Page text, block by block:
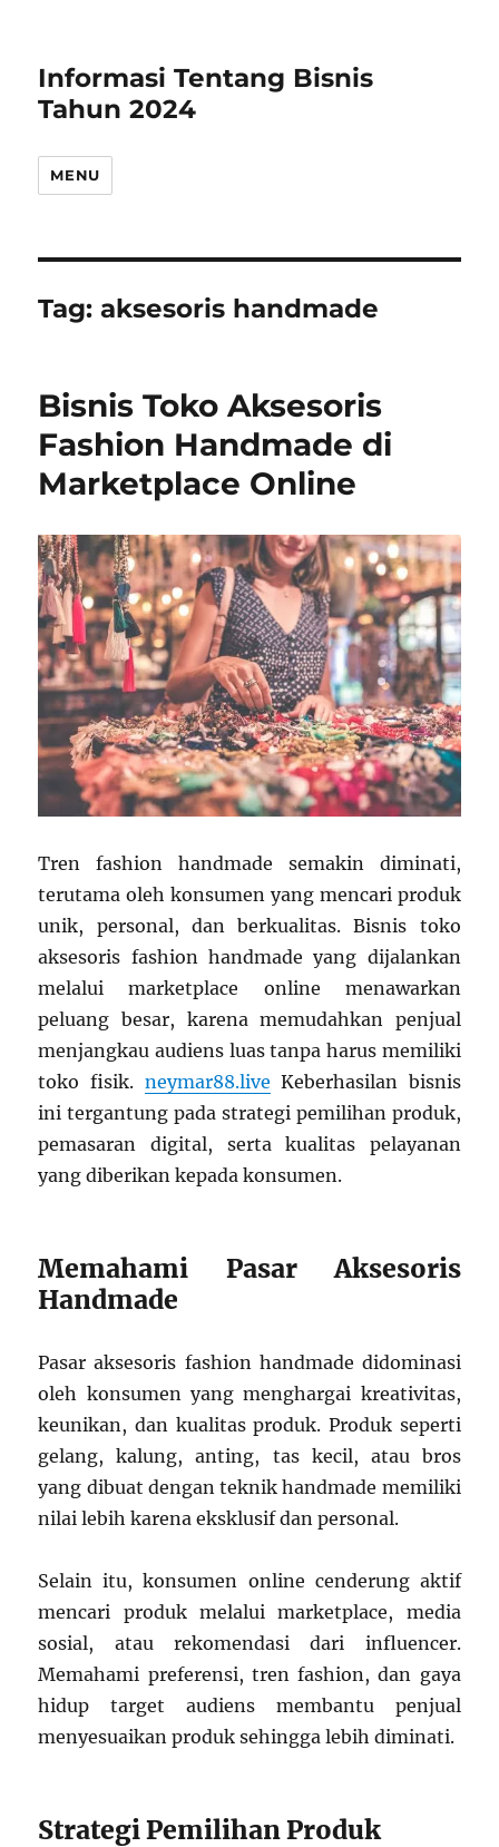
Informasi Tentang Bisnis
Tahun 2024
MENU
Tag:aksesoris handmade
Bisnis Toko Aksesoris
Fashion Handmade di
Marketplace Online
Tren fashion handmade semakin diminati,
terutama oleh konsumen yang mencari produk
unik, personal, dan berkualitas. Bisnis toko
aksesoris fashion handmade yang dijalankan
melalui marketplace online menawarkan
peluang besar, karena memudahkan penjual
menjangkau audiens luas tanpa harus memiliki
toko fisik. neymar88.live Keberhasilan bisnis
ini tergantung pada strategi pemilihan produk,
pemasaran digital, serta kualitas pelayanan
yang diberikan kepada konsumen.
Memahami Pasar Aksesoris
Handmade
Pasar aksesoris fashion handmade didominasi
oleh konsumen yang menghargai kreativitas,
keunikan, dan kualitas produk. Produk seperti
gelang, kalung, anting, tas kecil, atau bros
yang dibuat dengan teknik handmade memiliki
nilai lebih karena eksklusif dan personal.
Selain itu, konsumen online cenderung aktif
mencari produk melalui marketplace, media
sosial, atau rekomendasi dari influencer.
Memahami preferensi, tren fashion, dan gaya
hidup target audiens membantu penjual
menyesuaikan produk sehingga lebih diminati.
Strategi Pemilihan Produk